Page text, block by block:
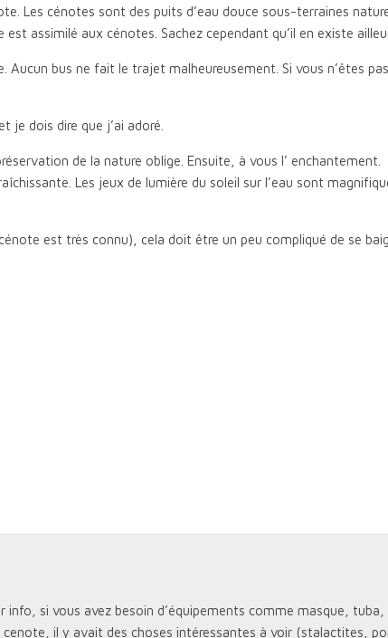
Les cénotes sont des puits d’eau douce sous-terraines
assimilé aux cénotes. Sachez cependant qu’il en existe
Aucun bus ne fait le trajet malheureusement. Si vous n’êtes
je dois dire que j’ai adoré.
de la nature oblige. Ensuite, à vous l’ enchantement.
Les jeux de lumière du soleil sur l’eau sont
est très connu), cela doit être un peu compliqué de se
info, si vous avez besoin d’équipements comme masque,
il y avait des choses intéressantes à voir (stalactites,